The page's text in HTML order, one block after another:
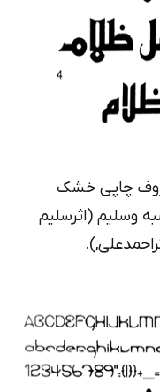
چاپی خشک
وسلیم (اثرسلیم